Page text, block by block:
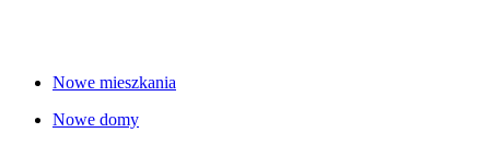
Nowe mieszkania
Nowe domy